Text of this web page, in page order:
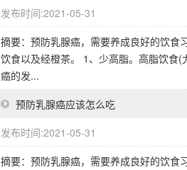
发布时间:2021-05-31
摘要：预防乳腺癌，需要养成良好的饮食
饮食以及经橙茶。 1、少高脂。高脂饮食
癌的发...
预防乳腺癌应该怎么吃
发布时间:2021-05-31
摘要：预防乳腺癌，需要养成良好的饮食